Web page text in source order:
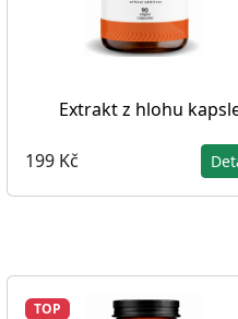
Extrakt z hlohu
199 Kč
TOP